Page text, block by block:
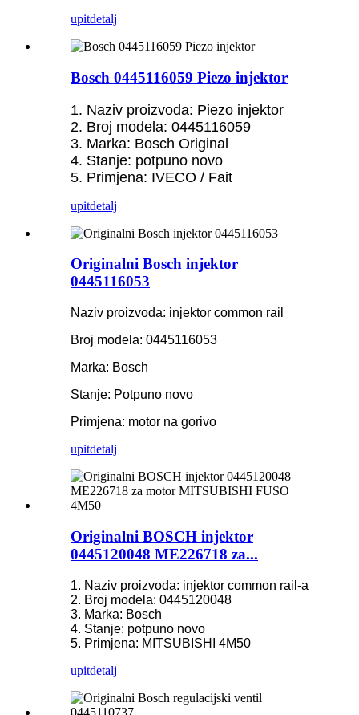
upitdetalj
Bosch 0445116059 Piezo injektor
1. Naziv proizvoda: Piezo injektor
2. Broj modela: 0445116059
3. Marka: Bosch Original
4. Stanje: potpuno novo
5. Primjena: IVECO / Fait
upitdetalj
Originalni Bosch injektor
0445116053
Naziv proizvoda: injektor common rail
Broj modela: 0445116053
Marka: Bosch
Stanje: Potpuno novo
Primjena: motor na gorivo
upitdetalj
Originalni BOSCH injektor
0445120048 ME226718 za...
1. Naziv proizvoda: injektor common rail-a
2. Broj modela: 0445120048
3. Marka: Bosch
4. Stanje: potpuno novo
5. Primjena: MITSUBISHI 4M50
upitdetalj